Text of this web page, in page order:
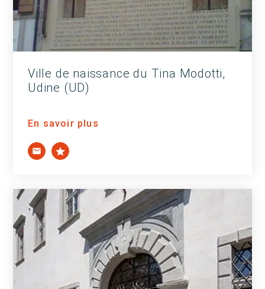
Ville de naissance du Tina Modotti,
Udine (UD)
En savoir plus